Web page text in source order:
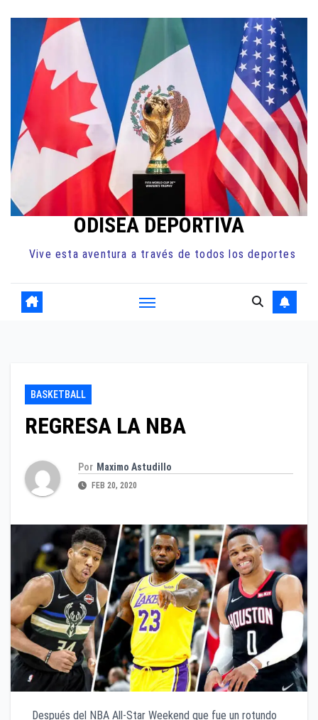
contenido
ODISEA DEPORTIVA
Vive esta aventura a través de todos los deportes
BASKETBALL
REGRESA LA NBA
Por Maximo Astudillo
FEB 20, 2020
Después del NBA All-Star Weekend que fue un rotundo